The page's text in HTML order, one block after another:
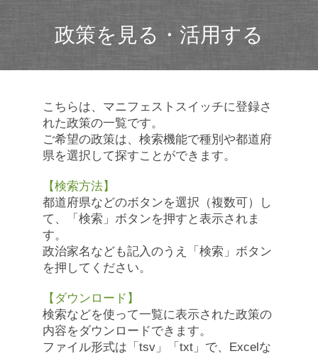
政策を見る・活用する
こちらは、マニフェストスイッチに登録さ
れた政策の一覧です。
ご希望の政策は、検索機能で種別や都道府
県を選択して探すことができます。
【検索方法】
都道府県などのボタンを選択（複数可）し
て、「検索」ボタンを押すと表示されま
す。
政治家名なども記入のうえ「検索」ボタン
を押してください。
【ダウンロード】
検索などを使って一覧に表示された政策の
内容をダウンロードできます。
ファイル形式は「tsv」「txt」で、Excelな